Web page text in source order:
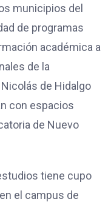
municipios del
de programas
académica a
de la
de Hidalgo
con espacios
de Nuevo
tiene cupo
el campus de